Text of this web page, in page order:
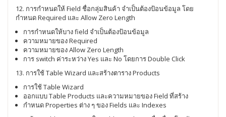
12. การกำหนดให้ Field ชื่อกลุ่มสินค้า จำเป็นต้องป้อนข้อมูล โดย
กำหนด Required และ Allow Zero Length
การกำหนดให้บาง field จำเป็นต้องป้อนข้อมูล
ความหมายของ Required
ความหมายของ Allow Zero Length
การ switch ค่าระหว่าง Yes และ No โดยการ Double Click
13. การใช้ Table Wizard และสร้างตาราง Products
การใช้ Table Wizard
ออกแบบ Table Products และความหมายของ Field ที่สร้าง
กำหนด Properties ต่าง ๆ ของ Fields และ Indexes